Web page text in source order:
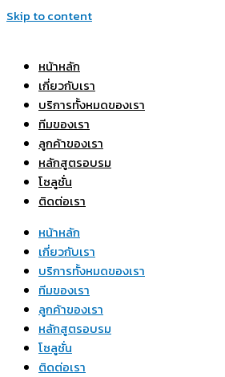
Skip to content
หน้าหลัก
เกี่ยวกับเรา
บริการทั้งหมดของเรา
ทีมของเรา
ลูกค้าของเรา
หลักสูตรอบรม
โซลูชั่น
ติดต่อเรา
หน้าหลัก
เกี่ยวกับเรา
บริการทั้งหมดของเรา
ทีมของเรา
ลูกค้าของเรา
หลักสูตรอบรม
โซลูชั่น
ติดต่อเรา